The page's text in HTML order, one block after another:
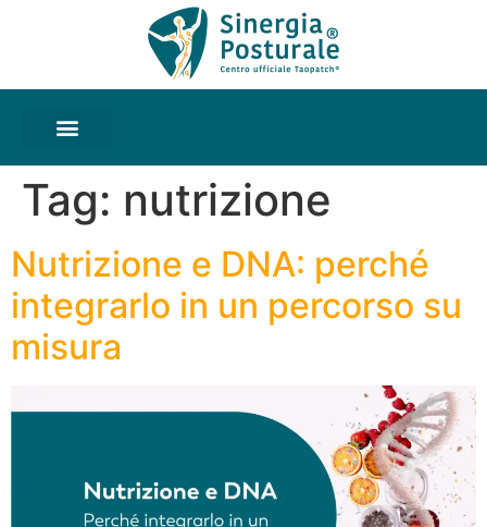
Tag: nutrizione
Nutrizione e DNA: perché
integrarlo in un percorso su
misura